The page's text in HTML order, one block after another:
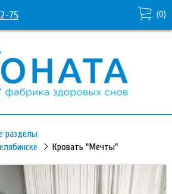
75 (0)
разделы
Кровать "Мечты"